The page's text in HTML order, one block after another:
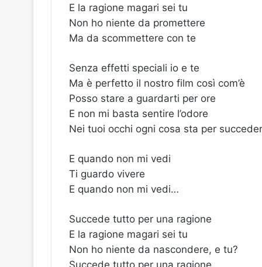
E la ragione magari sei tu
Non ho niente da promettere
Ma da scommettere con te
Senza effetti speciali io e te
Ma è perfetto il nostro film così com’è
Posso stare a guardarti per ore
E non mi basta sentire l’odore
Nei tuoi occhi ogni cosa sta per
E quando non mi vedi
Ti guardo vivere
E quando non mi vedi…
Succede tutto per una ragione
E la ragione magari sei tu
Non ho niente da nascondere, e tu?
Succede tutto per una ragione